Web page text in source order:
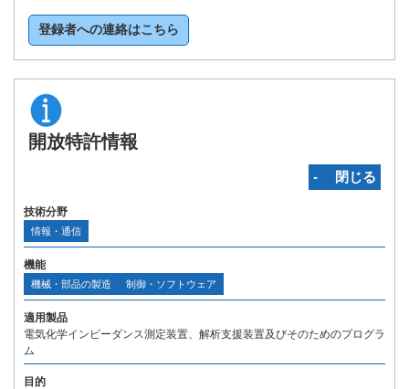
登録者への連絡はこちら
開放特許情報
‐ 閉じる
技術分野
情報・通信
機能
機械・部品の製造 制御・ソフトウェア
適用製品
電気化学インピーダンス測定装置、解析支援装置及びそのためのプログラ
ム
目的